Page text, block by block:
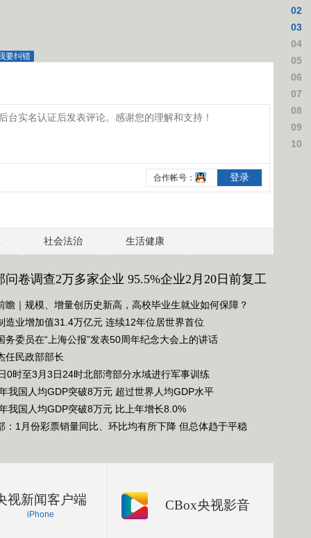
要纠错
社会法治 生活健康
问卷调查2万多家企业 95.5%企业2月20日前复工
瞻｜规模、增量创历史新高，高校毕业生就业如何保障？
造业增加值31.4万亿元 连续12年位居世界首位
务委员在“上海公报”发表50周年纪念大会上的讲话
任民政部部长
0时至3月3日24时北部湾部分水域进行军事训练
我国人均GDP突破8万元 超过世界人均GDP水平
我国人均GDP突破8万元 比上年增长8.0%
：1月份彩票销量同比、环比均有所下降 但总体趋于平稳
视新闻客户端
iPhone
CBox央视影音
02
03
04
上
05
这
06
领
07
震
08
可
09
干
10